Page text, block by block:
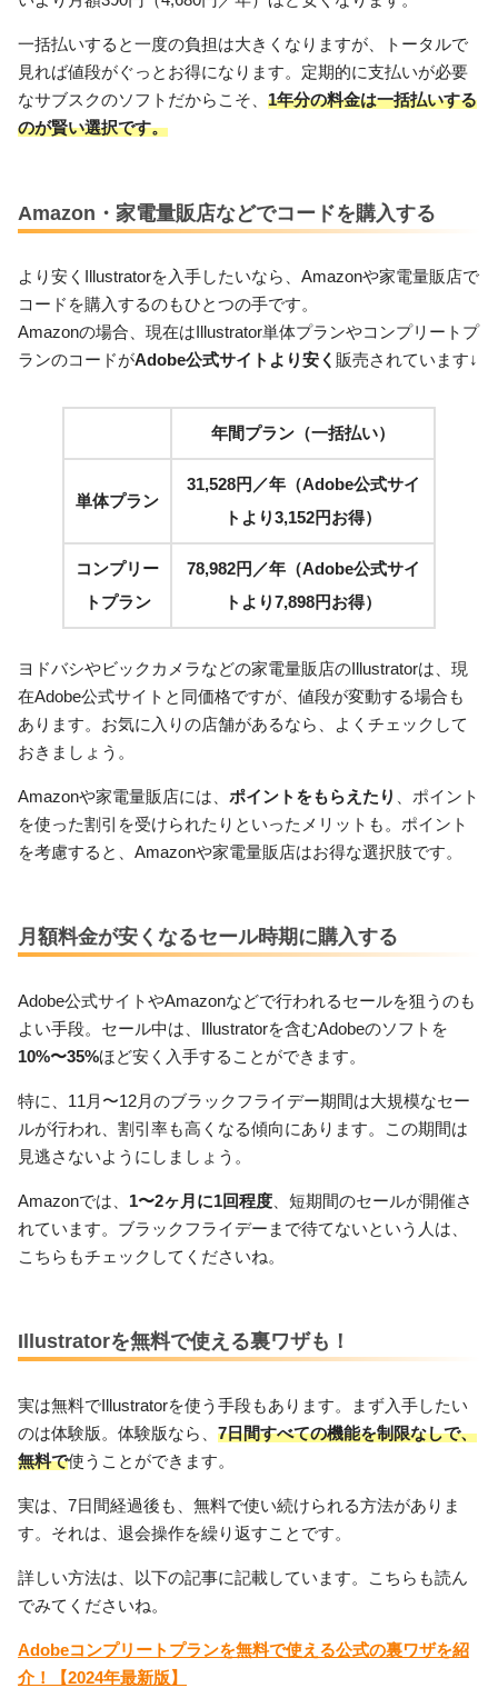
一括払いすると一度の負担は大きくなりますが、トータルで
見れば値段がぐっとお得になります。定期的に支払いが必要
なサブスクのソフトだからこそ、 1年分の料金は一括払いする
のが賢い選択です。
Amazon・家電量販店などでコードを購入する
より安くIllustratorを入手したいなら、Amazonや家電量販店で
コードを購入するのもひとつの手です。
Amazonの場合、現在はIllustrator単体プランやコンプリートプ
ランのコードがAdobe公式サイトより安く 販売されています↓
年間プラン（一括払い）
単体プラン
31,528円／年（Adobe公式サイ
トより3,152円お得）
コンプリー
トプラン
78,982円／年（Adobe公式サイ
トより7,898円お得）
ヨドバシやビックカメラなどの家電量販店のIllustratorは、現
在Adobe公式サイトと同価格ですが、値段が変動する場合も
あります。お気に入りの店舗があるなら、よくチェックして
おきましょう。
Amazonや家電量販店には、 ポイントをもらえたり
、ポイント
を使った割引を受けられたりといったメリットも。ポイント
を考慮すると、Amazonや家電量販店はお得な選択肢です。
月額料金が安くなるセール時期に購入する
Adobe公式サイトやAmazonなどで行われるセールを狙うのも
よい手段。セール中は、Illustratorを含むAdobeのソフトを
10%〜35%ほど安く入手することができます。
特に、11月〜12月のブラックフライデー期間は大規模なセー
ルが行われ、割引率も高くなる傾向にあります。この期間は
見逃さないようにしましょう。
Amazonでは、 1〜2ヶ月に1回程度 、短期間のセールが開催さ
れています。ブラックフライデーまで待てないという人は、
こちらもチェックしてくださいね。
Illustratorを無料で使える裏ワザも！
実は無料でIllustratorを使う手段もあります。まず入手したい
のは体験版。体験版なら、 7日間すべての機能を制限なしで、
無料で使うことができます。
実は、7日間経過後も、無料で使い続けられる方法がありま
す。それは、退会操作を繰り返すことです。
詳しい方法は、以下の記事に記載しています。こちらも読ん
でみてくださいね。
Adobeコンプリートプランを無料で使える公式の裏ワザを紹
介！【2024年最新版】